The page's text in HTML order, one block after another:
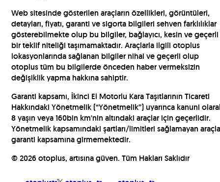
Web sitesinde gösterilen araçların özellikleri, görüntüleri,
detayları, fiyatı, garanti ve sigorta bilgileri sehven farklılıklar
gösterebilmekte olup bu bilgiler, bağlayıcı, kesin ve geçerli
bir teklif niteliği taşımamaktadır. Araçlarla ilgili otoplus
lokasyonlarında sağlanan bilgiler nihai ve geçerli olup
otoplus tüm bu bilgilerde önceden haber vermeksizin
değişiklik yapma hakkına sahiptir.
Garanti kapsamı, İkinci El Motorlu Kara Taşıtlarının Ticareti
Hakkındaki Yönetmelik (“Yönetmelik”) uyarınca kanuni
8 yaşın veya 160bin km'nin altındaki araçlar için geçerlidir.
Yönetmelik kapsamındaki şartları/limitleri sağlamayan
garanti kapsamına girmemektedir.
© 2026 otoplus, artısına güven. Tüm Hakları Saklıdır